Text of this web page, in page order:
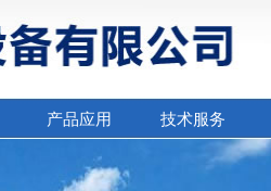
产品应用 技术服务